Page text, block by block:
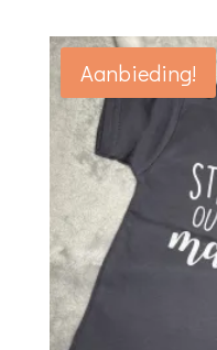
Aanbieding!